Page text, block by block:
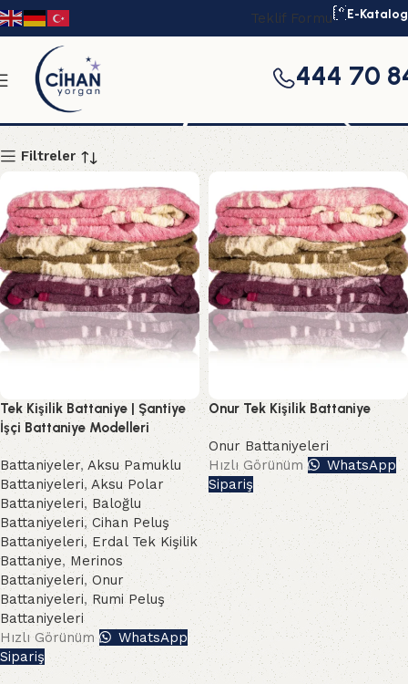
Teklif Formu E-Katalog
444 70
tekli battaniye
Filtreler
Tek Kişilik Battaniye | Şantiye
İşçi Battaniye Modelleri
Battaniyeler, Aksu Pamuklu
Battaniyeleri,Aksu Polar
Battaniyeleri, Baloğlu
Battaniyeleri,Cihan Peluş
Battaniyeleri,Erdal Tek Kişilik
Battaniye, Merinos
Battaniyeleri,Onur
Battaniyeleri, Rumi Peluş
Battaniyeleri
Hızlı Görünüm
WhatsApp
Sipariş
Onur Tek Kişilik Battaniye
Onur Battaniyeleri
Hızlı Görünüm
WhatsApp
Sipariş
Read More